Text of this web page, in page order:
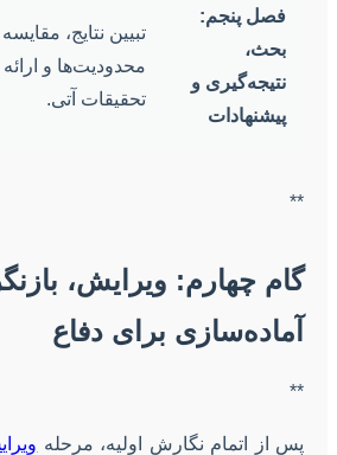
فصل پنجم:
بحث،
نتیجه‌گیری و
پیشنهادات
تبیین نتایج، مقایسه
محدودیت‌ها و
تحقیقات آتی.
**
گام چهارم: ویرایش،
آماده‌سازی برای دفاع
**
پس از اتمام نگارش اولیه، مرحله